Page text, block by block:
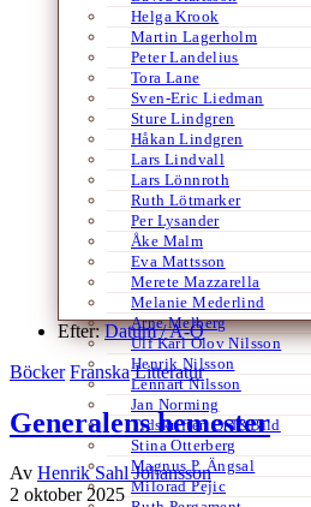
Helga Krook
Martin Lagerholm
Peter Landelius
Tora Lane
Sven-Eric Liedman
Sture Lindgren
Håkan Lindgren
Lars Lindvall
Lars Lönnroth
Ruth Lötmarker
Per Lysander
Åke Malm
Eva Mattsson
Merete Mazzarella
Melanie Mederlind
Arne Melberg
Ulf Karl Olov Nilsson
Henrik Nilsson
Lennart Nilsson
Jan Norming
Tidskriften Ord&Bild
Stina Otterberg
Magnus P. Ängsal
Milorad Pejic
Efter:Datum /A-Ö
Böcker Franska Litteratur
Generalens hemester
Av Henrik Sahl Johansson
2 oktober 2025